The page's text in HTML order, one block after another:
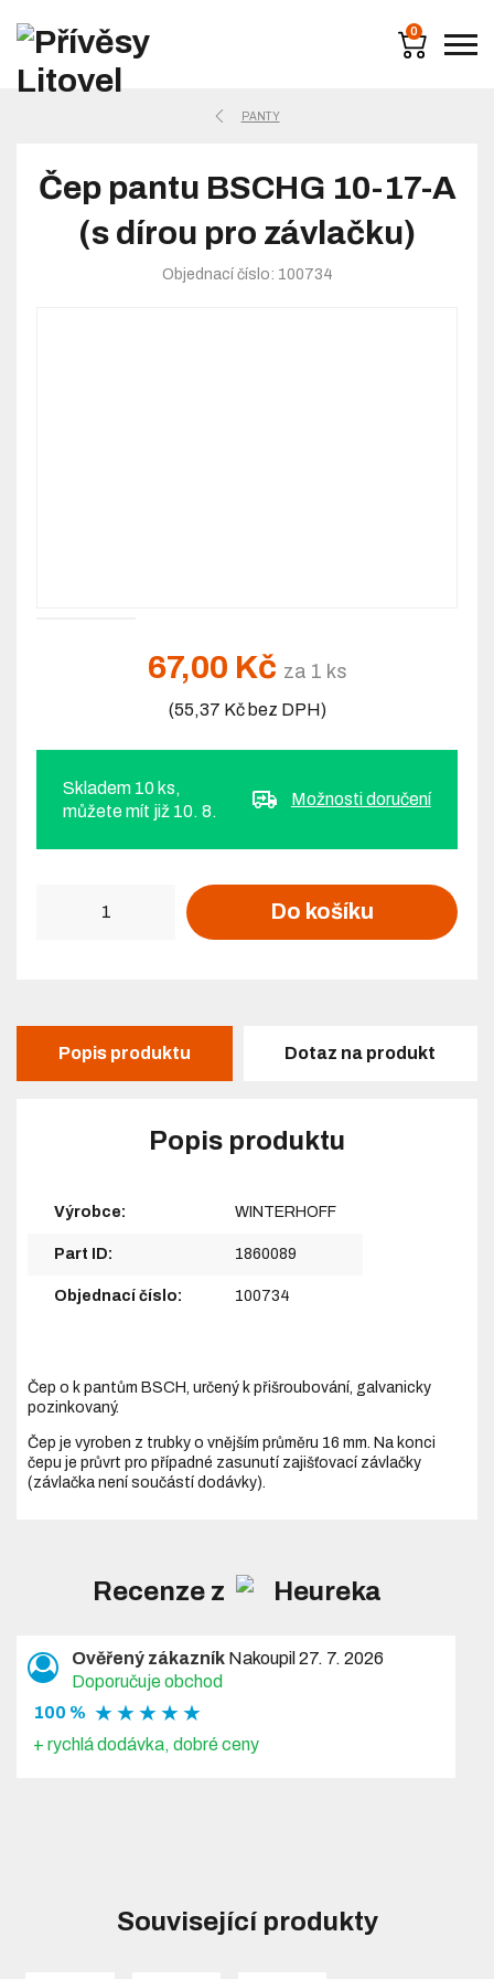
0
PANTY
Čep pantu BSCHG 10-17-A
(s dírou pro závlačku)
Objednací číslo: 100734
67,00 Kč za 1 ks
(55,37 Kč bez DPH)
Skladem 10 ks,
můžete mít již 10. 8.
Možnosti doručení
Do košíku
Popis produktu Dotaz na produkt
Popis produktu
Výrobce: WINTERHOFF
Part ID: 1860089
Objednací číslo: 100734
Čep o k pantům BSCH, určený k přišroubování, galvanicky
pozinkovaný.
Čep je vyroben z trubky o vnějším průměru 16 mm. Na konci
čepu je průvrt pro případné zasunutí zajišťovací závlačky
(závlačka není součástí dodávky).
Recenze z
Ověřený zákazník Nakoupil 27. 7. 2026
Doporučuje obchod
100 % ★ ★ ★ ★ ★
+ rychlá dodávka, dobré ceny
Související produkty